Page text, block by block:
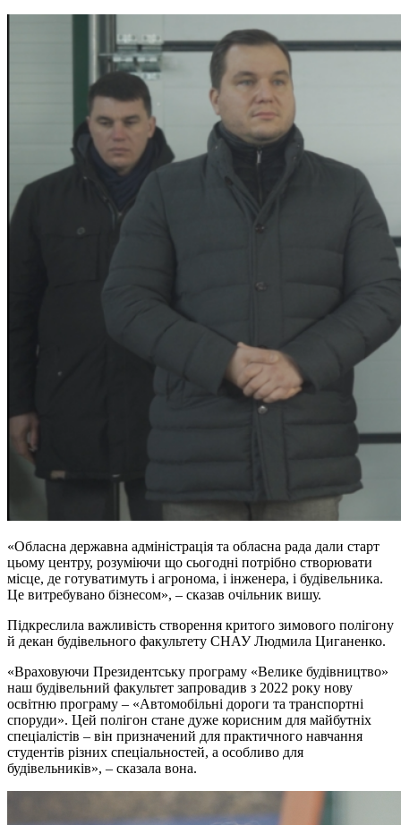
«Обласна державна адміністрація та обласна рада дали старт
цьому центру, розуміючи що сьогодні потрібно створювати
місце, де готуватимуть і агронома, і інженера, і будівельника.
Це витребувано бізнесом», – сказав очільник вишу.
Підкреслила важливість створення критого зимового полігону
й декан будівельного факультету СНАУ Людмила Циганенко.
«Враховуючи Президентську програму «Велике будівництво»
наш будівельний факультет запровадив з 2022 року нову
освітню програму – «Автомобільні дороги та транспортні
споруди». Цей полігон стане дуже корисним для майбутніх
спеціалістів – він призначений для практичного навчання
студентів різних спеціальностей, а особливо для
будівельників», – сказала вона.